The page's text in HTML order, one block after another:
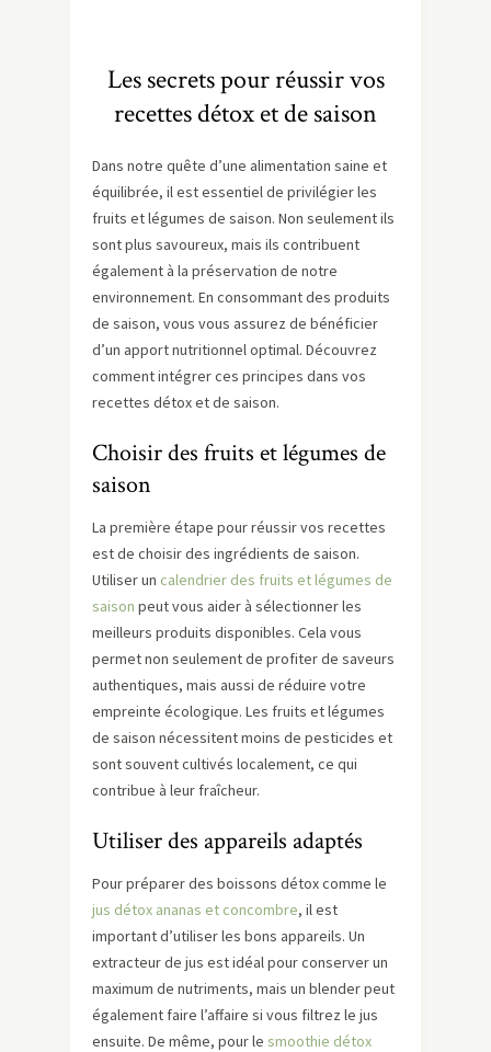
Les secrets pour réussir vos
recettes détox et de saison
Dans notre quête d’une alimentation saine et
équilibrée, il est essentiel de privilégier les
fruits et légumes de saison. Non seulement ils
sont plus savoureux, mais ils contribuent
également à la préservation de notre
environnement. En consommant des produits
de saison, vous vous assurez de bénéficier
d’un apport nutritionnel optimal. Découvrez
comment intégrer ces principes dans vos
recettes détox et de saison.
Choisir des fruits et légumes de
saison
La première étape pour réussir vos recettes
est de choisir des ingrédients de saison.
Utiliser un calendrier des fruits et légumes de
saison peut vous aider à sélectionner les
meilleurs produits disponibles. Cela vous
permet non seulement de profiter de saveurs
authentiques, mais aussi de réduire votre
empreinte écologique. Les fruits et légumes
de saison nécessitent moins de pesticides et
sont souvent cultivés localement, ce qui
contribue à leur fraîcheur.
Utiliser des appareils adaptés
Pour préparer des boissons détox comme le
jus détox ananas et concombre, il est
important d’utiliser les bons appareils. Un
extracteur de jus est idéal pour conserver un
maximum de nutriments, mais un blender peut
également faire l’affaire si vous filtrez le jus
ensuite. De même, pour le smoothie détox